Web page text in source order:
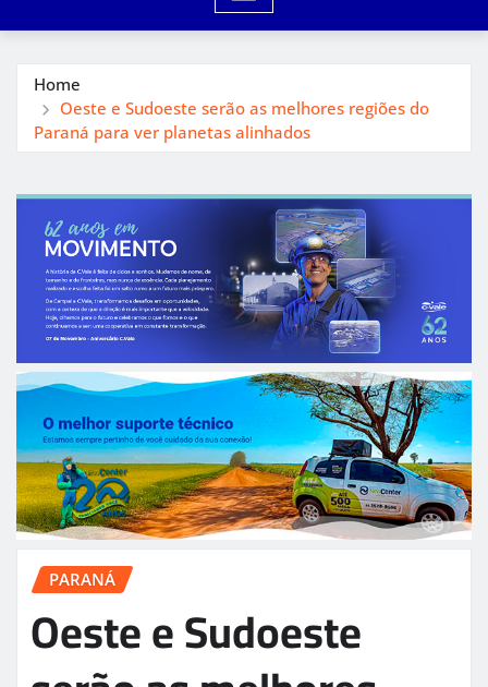
Home
Oeste e Sudoeste serão as melhores regiões do
Paraná para ver planetas alinhados
PARANÁ
Oeste e Sudoeste